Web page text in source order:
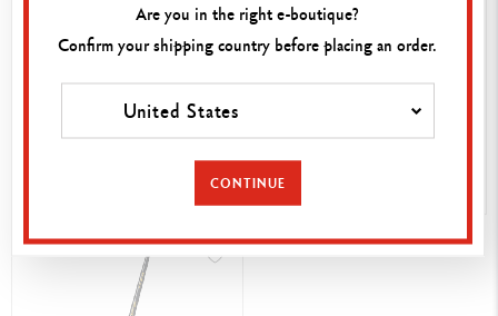
PINSEL MIT
WASSERRESERVOIR (LARGE)
ACRYLIC PINSEL BREIT 3/4
Are you in the right e-boutique?
Confirm your shipping country before placing an order.
United States
CONTINUE